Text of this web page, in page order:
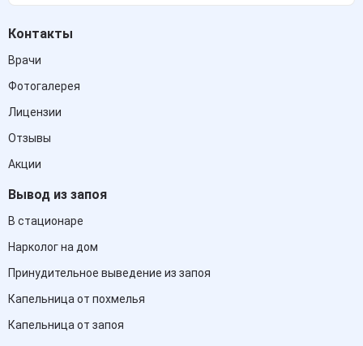
Контакты
Врачи
Фотогалерея
Лицензии
Отзывы
Акции
Вывод из запоя
В стационаре
Нарколог на дом
Принудительное выведение из запоя
Капельница от похмелья
Капельница от запоя